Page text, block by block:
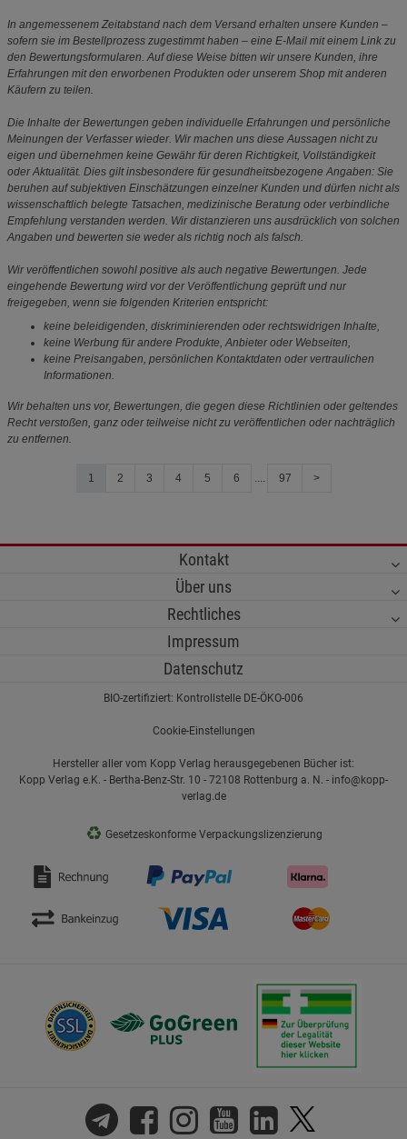
In angemessenem Zeitabstand nach dem Versand erhalten unsere Kunden –
sofern sie im Bestellprozess zugestimmt haben – eine E-Mail mit einem Link zu
den Bewertungsformularen. Auf diese Weise bitten wir unsere Kunden, ihre
Erfahrungen mit den erworbenen Produkten oder unserem Shop mit anderen
Käufern zu teilen.
Die Inhalte der Bewertungen geben individuelle Erfahrungen und persönliche
Meinungen der Verfasser wieder. Wir machen uns diese Aussagen nicht zu
eigen und übernehmen keine Gewähr für deren Richtigkeit, Vollständigkeit
oder Aktualität. Dies gilt insbesondere für gesundheitsbezogene Angaben: Sie
beruhen auf subjektiven Einschätzungen einzelner Kunden und dürfen nicht als
wissenschaftlich belegte Tatsachen, medizinische Beratung oder verbindliche
Empfehlung verstanden werden. Wir distanzieren uns ausdrücklich von solchen
Angaben und bewerten sie weder als richtig noch als falsch.
Wir veröffentlichen sowohl positive als auch negative Bewertungen. Jede
eingehende Bewertung wird vor der Veröffentlichung geprüft und nur
freigegeben, wenn sie folgenden Kriterien entspricht:
keine beleidigenden, diskriminierenden oder rechtswidrigen Inhalte,
keine Werbung für andere Produkte, Anbieter oder Webseiten,
keine Preisangaben, persönlichen Kontaktdaten oder vertraulichen
Informationen.
Wir behalten uns vor, Bewertungen, die gegen diese Richtlinien oder geltendes
Recht verstoßen, ganz oder teilweise nicht zu veröffentlichen oder nachträglich
zu entfernen.
1 2 3 4 5 6 .... 97 >
Kontakt
Über uns
Rechtliches
Impressum
Datenschutz
BIO-zertifiziert: Kontrollstelle DE-ÖKO-006
Cookie-Einstellungen
Hersteller aller vom Kopp Verlag herausgegebenen Bücher ist:
Kopp Verlag e.K. - Bertha-Benz-Str. 10 - 72108 Rottenburg a. N. - info@kopp-
verlag.de
♻ Gesetzeskonforme Verpackungslizenzierung